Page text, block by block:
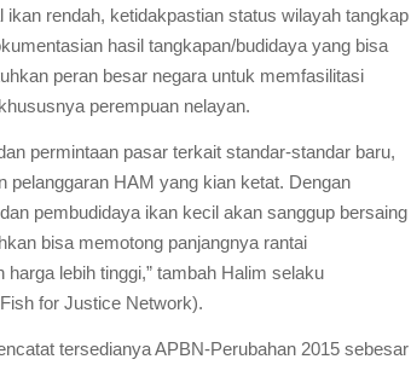
rendah, ketidakpastian status wilayah tangkap
hasil tangkapan/budidaya yang bisa
peran besar negara untuk memfasilitasi
perempuan nelayan.
permintaan pasar terkait standar-standar baru,
HAM yang kian ketat. Dengan
pembudidaya ikan kecil akan sanggup bersaing
bisa memotong panjangnya rantai
lebih tinggi,” tambah Halim selaku
for Justice Network).
tersedianya APBN-Perubahan 2015 sebesar